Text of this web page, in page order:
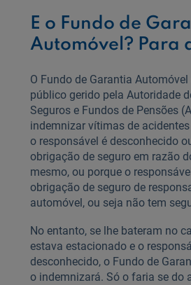
E o Fundo de
Automóvel? Para
O Fundo de Garantia
público gerido pela Autoridade
Seguros e Fundos de Pensões
indemnizar vítimas de
o responsável é desconhecido
obrigação de seguro em razão
mesmo, ou porque o
obrigação de seguro de
automóvel, ou seja não tem
No entanto, se lhe bateram no
estava estacionado e o
desconhecido, o Fundo de
o indemnizará. Só o faria se do